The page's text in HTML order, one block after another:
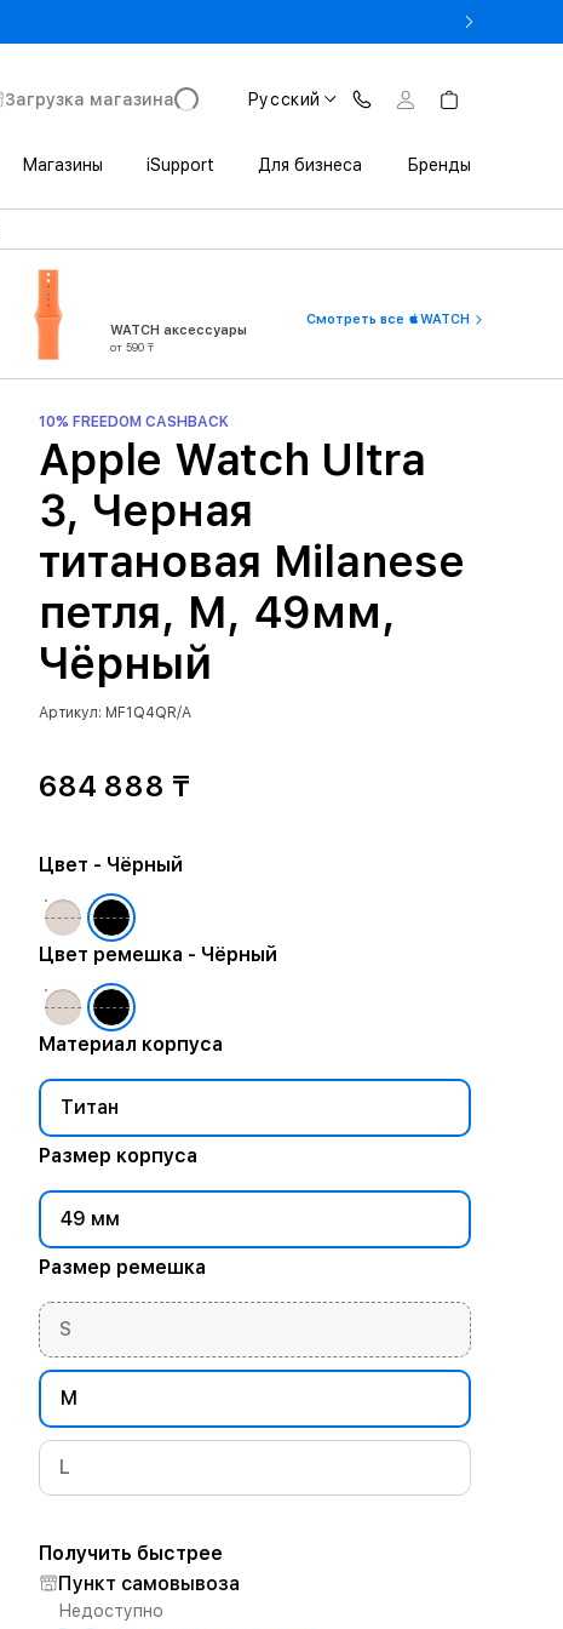
Загрузка магазина Русский
Магазины iSupport Для бизнеса Бренды
WATCH аксессуары
от 590 ₸
Смотреть все WATCH
10% FREEDOM CASHBACK
Apple Watch Ultra
3, Черная
титановая Milanese
петля, M, 49мм,
Чёрный
Артикул: MF1Q4QR/A
684 888 ₸
Материал корпуса
Титан
Размер корпуса
49 мм
Размер ремешка
S
M
L
Цвет - Чёрный
Цвет ремешка - Чёрный
Получить быстрее
Пункт самовывоза
Недоступно